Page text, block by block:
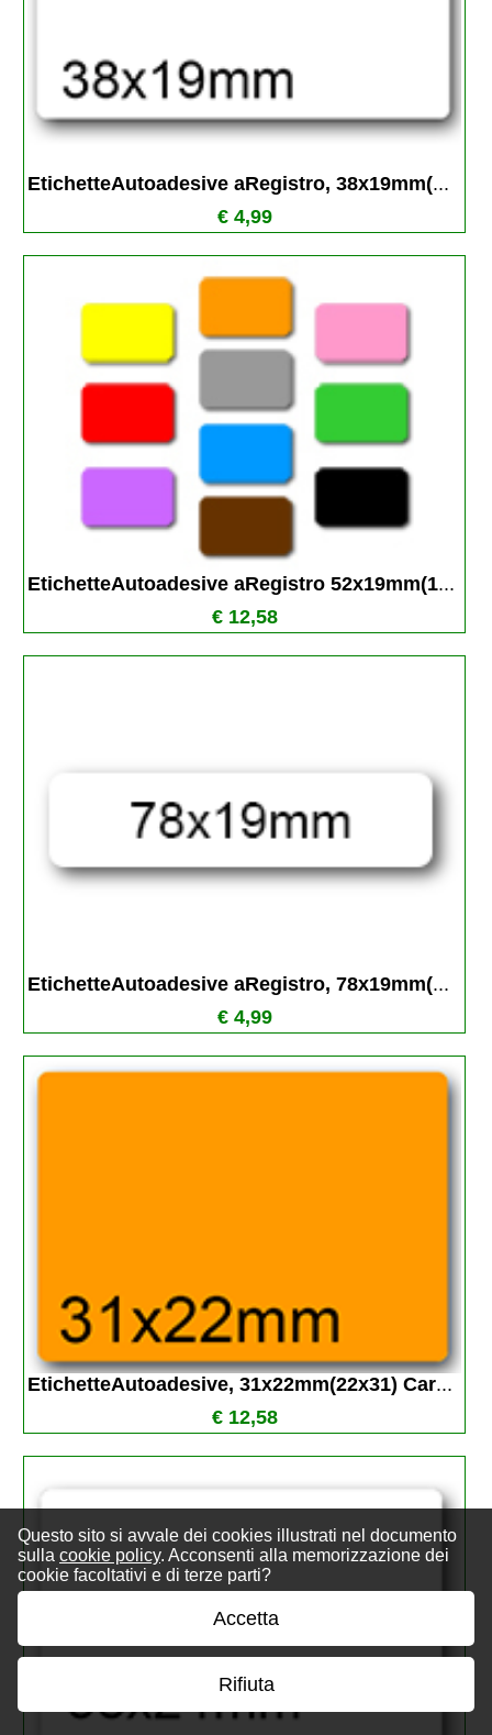
Questo sito si avvale dei cookies illustrati nel documento
sulla cookie policy. Acconsenti alla memorizzazione dei
cookie facoltativi e di terze parti?
Accetta
Rifiuta
EtichetteAutoadesive aRegistro, 38x19mm(...
€ 4,99
EtichetteAutoadesive aRegistro 52x19mm(1...
€ 12,58
EtichetteAutoadesive aRegistro, 78x19mm(...
€ 4,99
EtichetteAutoadesive, 31x22mm(22x31) Car...
€ 12,58